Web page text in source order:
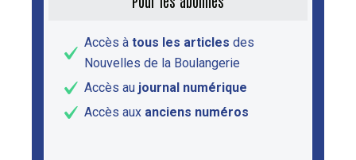
Accès à tous les articles des
Nouvelles de la Boulangerie
Accès au journal numérique
Accès aux anciens numéros